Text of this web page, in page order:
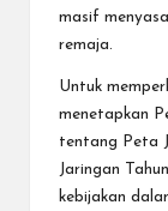
masif
remaja.
Untuk
menetapkan
tentang Peta
Jaringan
kebijakan